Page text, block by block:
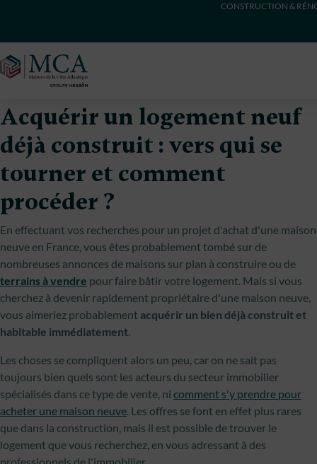
CONSTRUCTION &
Acquérir un logement neuf
déjà construit : vers qui se
tourner et comment
procéder ?
En effectuant vos recherches pour un projet d'achat d'une maison
neuve en France, vous êtes probablement tombé sur de
nombreuses annonces de maisons sur plan à construire ou de
terrains à vendre pour faire bâtir votre logement. Mais si vous
cherchez à devenir rapidement propriétaire d'une maison neuve,
vous aimeriez probablement acquérir un bien déjà construit et
habitable immédiatement.
Les choses se compliquent alors un peu, car on ne sait pas
toujours bien quels sont les acteurs du secteur immobilier
spécialisés dans ce type de vente, ni comment s'y prendre pour
acheter une maison neuve. Les offres se font en effet plus rares
que dans la construction, mais il est possible de trouver le
logement que vous recherchez, en vous adressant à des